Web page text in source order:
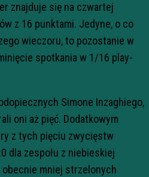
znajduje się na czwartej
z 16 punktami. Jedyne, o co
wieczoru, to pozostanie w
spotkania w 1/16 play-
Simone Inzaghiego,
oni aż pięć. Dodatkowym
z tych pięciu zwycięstw
dla zespołu z niebieskiej
mniej strzelonych